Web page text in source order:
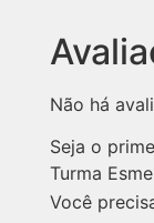
Não há
Seja o
Turma
Você